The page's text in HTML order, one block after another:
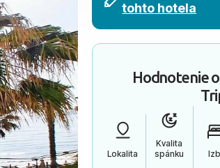
tohto hotela
Hodnotenie
Lokalita
Kvalita
spánku